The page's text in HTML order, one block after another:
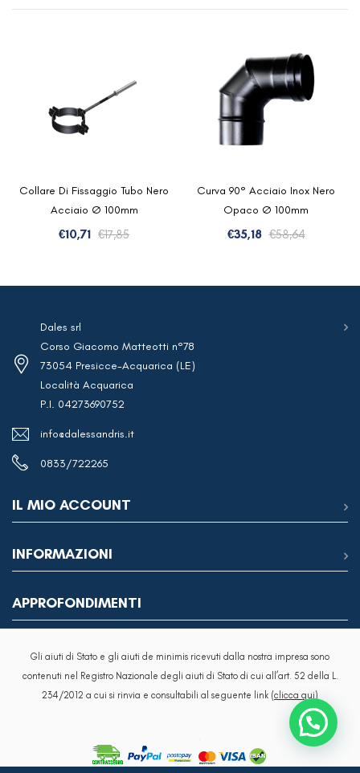
€53,73.
€32,23.
Collare Di Fissaggio Tubo Nero
Acciaio Ø 100mm
€17,85Il
€10,71
Il
Curva 90° Acciaio Inox Nero
Opaco Ø 100mm
€58,64Il
€35,18
Il
Dales srl
Corso Giacomo Matteotti n°78
73054 Presicce-Acquarica (LE)
Località Acquarica
P.I. 04273690752
info@dalessandris.it
0833/722265
IL MIO ACCOUNT
INFORMAZIONI
APPROFONDIMENTI
Gli aiuti di Stato e gli aiuti de minimis ricevuti dalla nostra impresa sono
contenuti nel Registro Nazionale degli aiuti di Stato di cui all’art. 52 della L.
234/2012 a cui si rinvia e consultabili al seguente link (clicca qui)